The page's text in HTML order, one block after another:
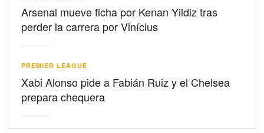
Arsenal mueve ficha por Kenan Yildiz tras
perder la carrera por Vinícius
PREMIER LEAGUE
Xabi Alonso pide a Fabián Ruiz y el Chelsea
prepara chequera